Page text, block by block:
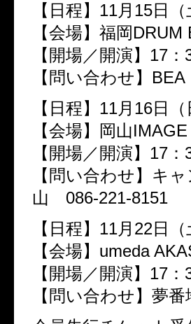
【日程】11月15日（
【会場】福岡DRUM
【開場／開演】17
【問い合わせ】
【日程】11月16日（
【会場】岡山IMAGE
【開場／開演】17
【問い合わせ】キ
山 086-221-8151
【日程】11月22日（
【会場】umeda
【開場／開演】17
【問い合わせ】夢